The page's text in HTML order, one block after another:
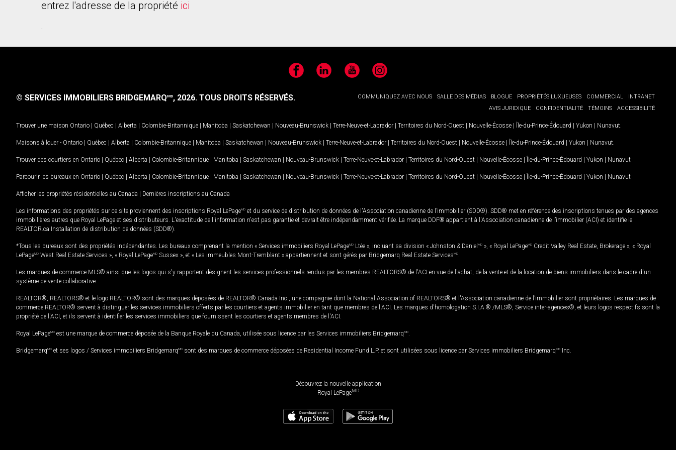
entrez l'adresse de la propriété ici
.
FacebookLinkedIn YouTubeInstagram
COMMUNIQUEZ AVEC NOUS SALLE DES MÉDIAS BLOGUE PROPRIÉTÉS LUXUEUSES COMMERCIAL
INTRANET
AVIS JURIDIQUE
CONFIDENTIALITÉ TÉMOINS ACCESSIBILITÉ
© SERVICES IMMOBILIERS BRIDGEMARQMD, 2026. TOUS DROITS RÉSERVÉS.
Trouver une maison Ontario | Québec | Alberta | Colombie-Britannique | Manitoba | Saskatchewan | Nouveau-Brunswick | Terre-Neuve-et-Labrador | Territoires du Nord-Ouest | Nouvelle-Écosse | Île-du-Prince-Édouard | Yukon | Nunavut
Maisons à louer - Ontario | Québec | Alberta | Colombie-Britannique | Manitoba | Saskatchewan | Nouveau-Brunswick | Terre-Neuve-et-Labrador | Territoires du Nord-Ouest | Nouvelle-Écosse | Île-du-Prince-Édouard | Yukon | Nunavut
Trouver des courtiers en Ontario | Québec | Alberta | Colombie-Britannique | Manitoba | Saskatchewan | Nouveau-Brunswick | Terre-Neuve-et-Labrador | Territoires du Nord-Ouest | Nouvelle-Écosse | Île-du-Prince-Édouard | Yukon | Nunavut
Parcourir les bureaux en Ontario | Québec | Alberta | Colombie-Britannique | Manitoba | Saskatchewan | Nouveau-Brunswick | Terre-Neuve-et-Labrador | Territoires du Nord-Ouest | Nouvelle-Écosse | Île-du-Prince-Édouard | Yukon | Nunavut
Afficher les propriétés résidentielles au Canada | Dernières inscriptions au Canada
Les informations des propriétés sur ce site proviennent des inscriptions Royal LePageMD et du service de distribution de données de l'Association canadienne de l’immobilier (SDD®). SDD® met en référence des inscriptions tenues par des agences
immobilières autres que Royal LePage et ses distributeurs. L'exactitude de l'information n'est pas garantie et devrait être indépendamment vérifiée. La marque DDF® appartient à l'Association canadienne de l’immobilier (ACI) et identifie le
REALTOR.ca Installation de distribution de données (SDD®).
*Tous les bureaux sont des propriétés indépendantes. Les bureaux comprenant la mention « Services immobiliers Royal LePageMD Ltée », incluant sa division « Johnston & Daniel MD », « Royal LePageMD Credit Valley Real Estate, Brokerage », « Royal
LePageMD West Real Estate Services », « Royal LePageMD Sussex », et « Les immeubles Mont-Tremblant » appartiennent et sont gérés par Bridgemarq Real Estate ServicesMD
Les marques de commerce MLS® ainsi que les logos qui s'y rapportent désignent les services professionnels rendus par les membres REALTORS® de l'ACI en vue de l'achat, de la vente et de la location de biens immobiliers dans le cadre d'un
système de vente collaborative.
REALTOR®, REALTORS® et le logo REALTOR® sont des marques déposées de REALTOR® Canada Inc., une compagnie dont la National Association of REALTORS® et l'Association canadienne de l’immobilier sont propriétaires. Les marques de
commerce REALTOR® servent à distinguer les services immobiliers offerts par les courtiers et agents immobilier en tant que membres de l'ACI. Les marques d'homologation S.I.A.® /MLS®, Service inter-agences®, et leurs logos respectifs sont la
propriété de l'ACI, et ils servent à identifier les services immobiliers que fournissent les courtiers et agents membres de l'ACI.
Royal LePageMD est une marque de commerce déposée de la Banque Royale du Canada, utilisée sous licence par les Services immobiliers BridgemarqMD
BridgemarqMD et ses logos / Services immobiliers BridgemarqMD sont des marques de commerce déposées de Residential Income Fund L.P. et sont utilisées sous licence par Services immobiliers BridgemarqMD Inc.
Découvrez la nouvelle application
Royal LePageMD